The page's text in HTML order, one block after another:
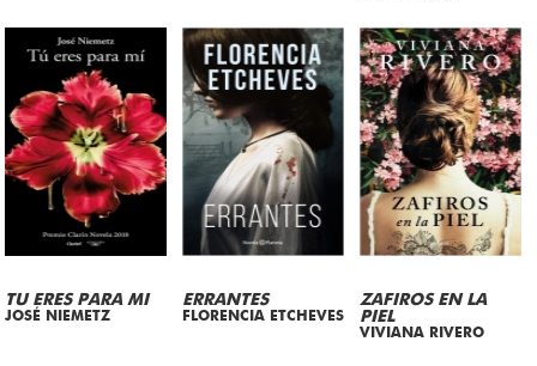
TU ERES PARA MI
JOSÉ NIEMETZ
ERRANTES
FLORENCIA ETCHEVES
ZAFIROS EN LA
PIEL
VIVIANA RIVERO